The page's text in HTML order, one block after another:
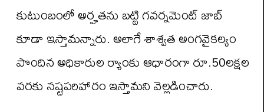
కుటుంబంలో అర్హ‌త‌ను బ‌ట్టి గ‌వ‌ర్న‌మెంట్ జాబ్
కూడా ఇస్తామ‌న్నారు. అలాగే శాశ్వ‌త అంగ‌వైక‌ల్యం
పొందిన అధికారుల ర్యాంకు ఆధారంగా రూ.50ల‌క్ష‌ల
వ‌ర‌కు న‌ష్ట‌ప‌రిహారం ఇస్తామ‌ని వెల్ల‌డించారు.